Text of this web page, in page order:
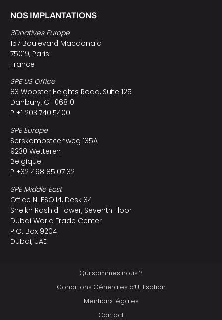
NOS IMPLANTATIONS
3Dnatives Europe
157 Boulevard Macdonald
75019, Paris
France
SPE US Office
83 Wooster Heights Road, Suite 125
Danbury, CT 06810
P +1 203.740.5400
SPE Europe
Serskampsteenweg 135A
9230 Wetteren
Belgique
P +32 498 85 07 32
SPE Middle East
Office N. ESO:14, Desk 34
Sheikh Rashid Tower, Seventh Floor
Dubai World Trade Center
P.O. Box 9204
Dubai, UAE
Qui sommes nous ?
Conditions Générales d’Utilisation
Mentions légales
Contact